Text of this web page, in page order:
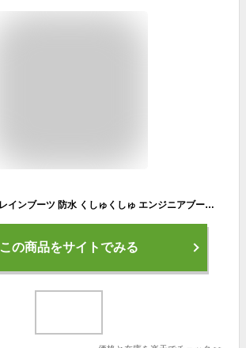
ブーツ レディース レインブーツ 防水 くしゅくしゅ エンジニアブーツ／アレッタ（ALETTA）
この商品をサイトでみる